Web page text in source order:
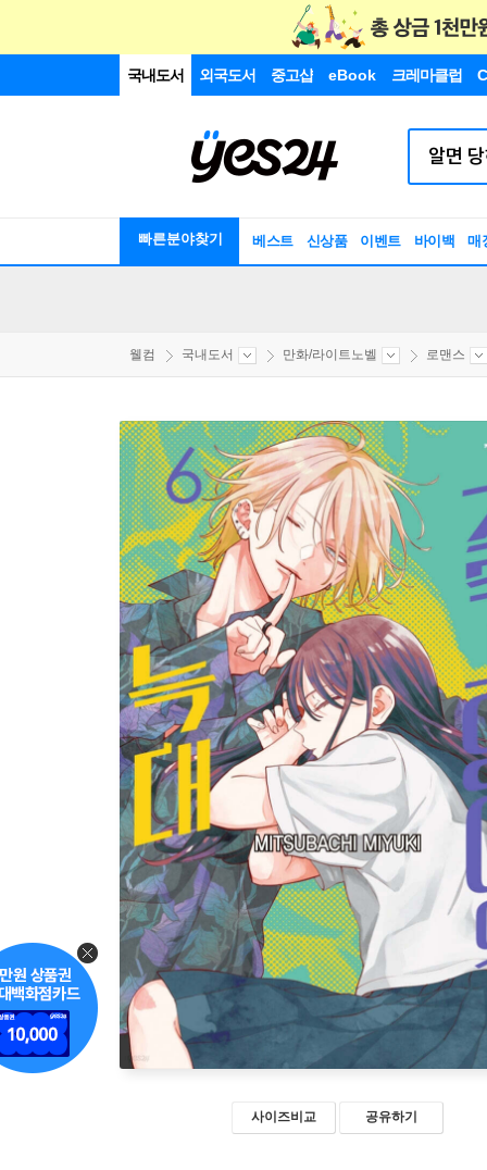
국내도서 외국도서 중고샵 eBook 크레마클럽
빠른분야찾기 베스트 신상품 이벤트 바이백 매
웰컴 국내도서 만화/라이트노벨 로맨스
사이즈비교 공유하기